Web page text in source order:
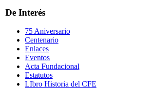
De Interés
75 Aniversario
Centenario
Enlaces
Eventos
Acta Fundacional
Estatutos
LIbro Historia del CFE